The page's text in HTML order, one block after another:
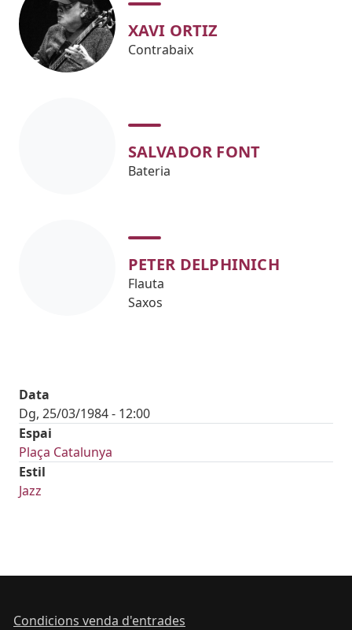
XAVI ORTIZ
Contrabaix
SALVADOR FONT
Bateria
PETER DELPHINICH
Flauta
Saxos
Data
Dg, 25/03/1984 - 12:00
Espai
Plaça Catalunya
Estil
Jazz
Condicions venda d'entrades